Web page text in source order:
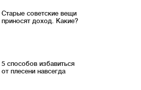
Старые советские вещи
приносят доход. Какие?
5 способов избавиться
от плесени навсегда